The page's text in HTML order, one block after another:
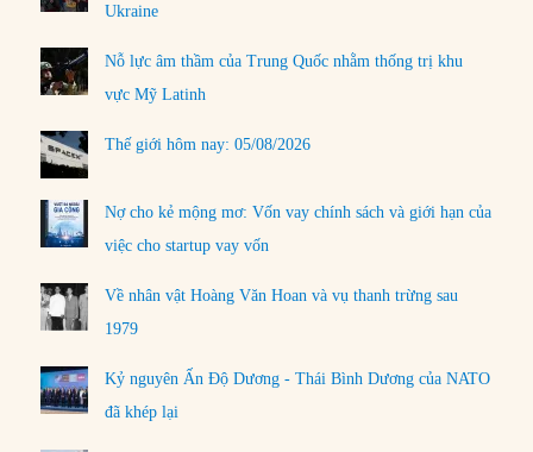
Ukraine
Nỗ lực âm thầm của Trung Quốc nhằm thống trị khu
vực Mỹ Latinh
Thế giới hôm nay: 05/08/2026
Nợ cho kẻ mộng mơ: Vốn vay chính sách và giới hạn của
việc cho startup vay vốn
Về nhân vật Hoàng Văn Hoan và vụ thanh trừng sau
1979
Kỷ nguyên Ấn Độ Dương - Thái Bình Dương của NATO
đã khép lại